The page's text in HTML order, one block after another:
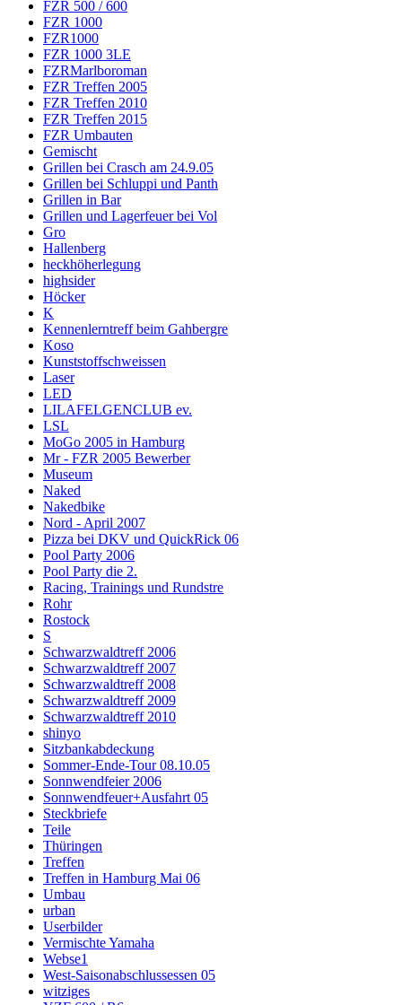
FZR 500 / 600
FZR 1000
FZR1000
FZR 1000 3LE
FZRMarlboroman
FZR Treffen 2005
FZR Treffen 2010
FZR Treffen 2015
FZR Umbauten
Gemischt
Grillen bei Crasch am 24.9.05
Grillen bei Schluppi und Panth
Grillen in Bar
Grillen und Lagerfeuer bei Vol
Gro
Hallenberg
heckhöherlegung
highsider
Höcker
K
Kennenlerntreff beim Gahbergre
Koso
Kunststoffschweissen
Laser
LED
LILAFELGENCLUB ev.
LSL
MoGo 2005 in Hamburg
Mr - FZR 2005 Bewerber
Museum
Naked
Nakedbike
Nord - April 2007
Pizza bei DKV und QuickRick 06
Pool Party 2006
Pool Party die 2.
Racing, Trainings und Rundstre
Rohr
Rostock
S
Schwarzwaldtreff 2006
Schwarzwaldtreff 2007
Schwarzwaldtreff 2008
Schwarzwaldtreff 2009
Schwarzwaldtreff 2010
shinyo
Sitzbankabdeckung
Sommer-Ende-Tour 08.10.05
Sonnwendfeier 2006
Sonnwendfeuer+Ausfahrt 05
Steckbriefe
Teile
Thüringen
Treffen
Treffen in Hamburg Mai 06
Umbau
urban
Userbilder
Vermischte Yamaha
Webse1
West-Saisonabschlussessen 05
witziges